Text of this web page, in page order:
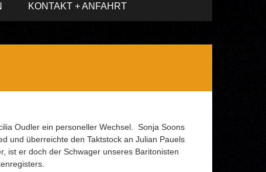
KONTAKT + ANFAHRT
Oudler ein personeller Wechsel. Sonja Soons
und überreichte den Taktstock an Julian Pauels
ist er doch der Schwager unseres Baritonisten